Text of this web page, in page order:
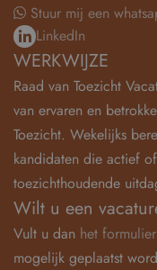
Stuur mij een
LinkedIn
WERKWIJZE
Raad van Toezicht
van ervaren en
Toezicht. Wekelijks
kandidaten die actief
toezichthoudende
Wilt u een
Vult u dan het formulier
mogelijk geplaatst